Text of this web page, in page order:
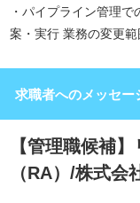
・パイプライン管理
案・実行 業務の変更
求職者へのメッセー
【管理職候補
（RA）/株式会